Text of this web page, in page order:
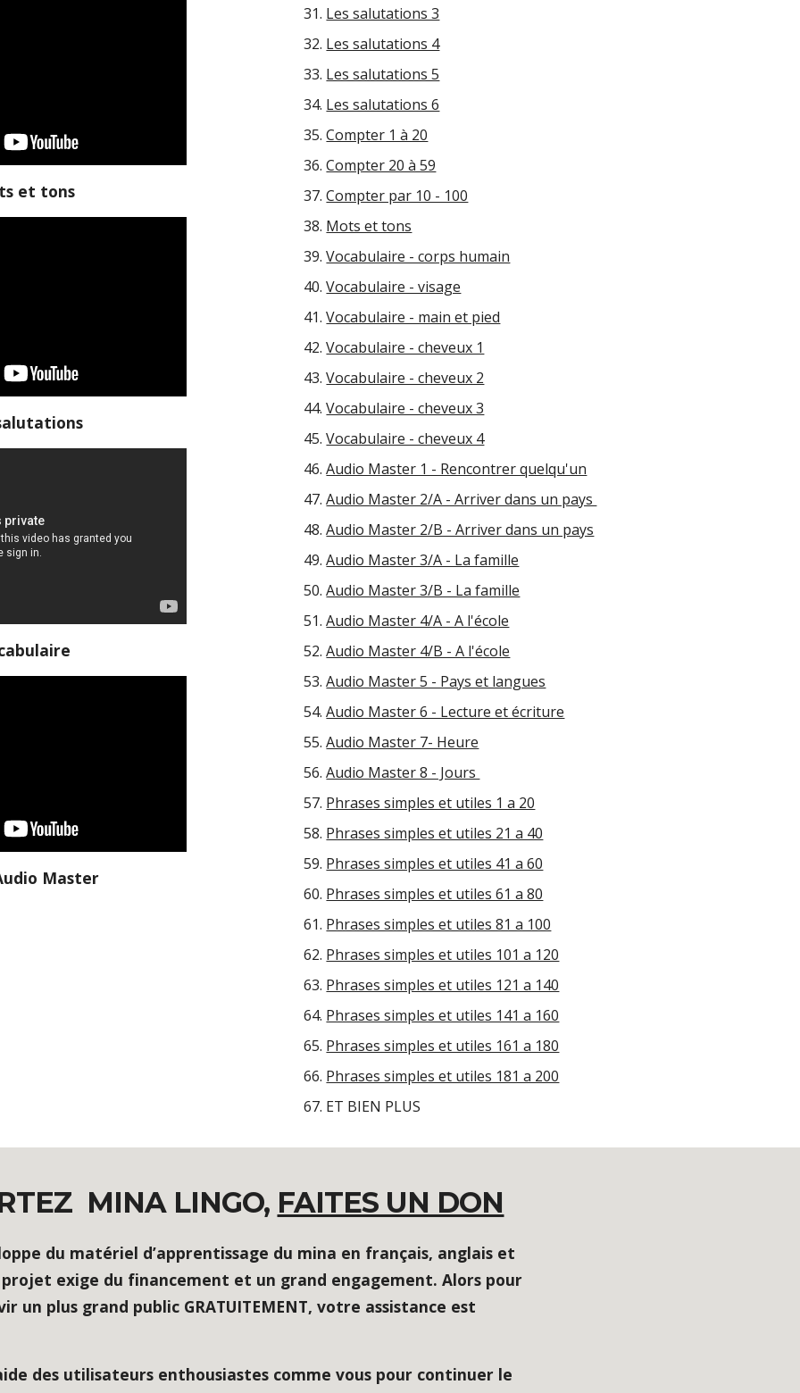
et tons
Master
Les salutations 3
Les salutations 4
Les salutations 5
Les salutations 6
Compter 1 à 20
Compter 20 à 59
Compter par 10 - 100
Mots et tons
Vocabulaire - corps humain
Vocabulaire - visage
Vocabulaire - main et pied
Vocabulaire - cheveux 1
Vocabulaire - cheveux 2
Vocabulaire - cheveux 3
Vocabulaire - cheveux 4
Audio Master 1 - Rencontrer quelqu'un
Audio Master 2/A - Arriver dans un pays
Audio Master 2/B - Arriver dans un pays
Audio Master 3/A - La famille
Audio Master 3/B - La famille
Audio Master 4/A - A l'école
Audio Master 4/B - A l'école
Audio Master 5 - Pays et langues
Audio Master 6 - Lecture et écriture
Audio Master 7- Heure
Audio Master 8 - Jours
Phrases simples et utiles 1 a 20
Phrases simples et utiles 21 a 40
Phrases simples et utiles 41 a 60
Phrases simples et utiles 61 a 80
Phrases simples et utiles 81 a 100
Phrases simples et utiles 101 a 120
Phrases simples et utiles 121 a 140
Phrases simples et utiles 141 a 160
Phrases simples et utiles 161 a 180
Phrases simples et utiles 181 a 200
ET BIEN PLUS
MINA LINGO, FAITES UN DON
du matériel d’apprentissage du mina en français, anglais et
exige du financement et un grand engagement. Alors pour
un plus grand public GRATUITEMENT, votre assistance est
des utilisateurs enthousiastes comme vous pour continuer le